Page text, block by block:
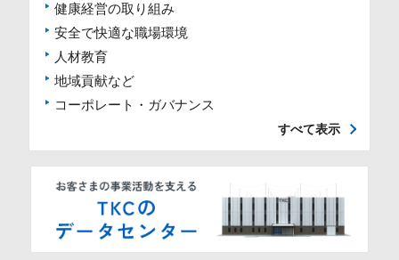
健康経営の取り組み
安全で快適な職場環境
人材教育
地域貢献など
コーポレート・ガバナンス
すべて表示